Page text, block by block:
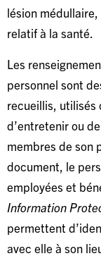
lésion
relatif à la santé.
Les
personnel sont
recueillis, utilisés
d’entretenir ou
membres de son
document, le
employées et
Information
permettent
avec elle à son